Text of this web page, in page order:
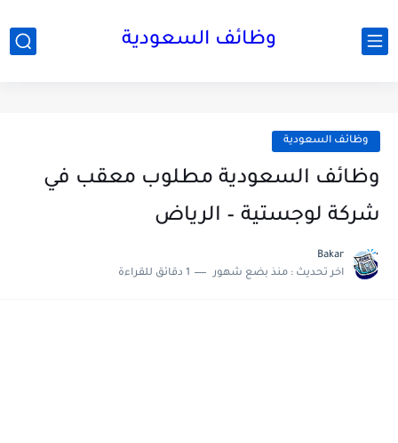
وظائف السعودية
وظائف السعودية
وظائف السعودية مطلوب معقب في
شركة لوجستية – الرياض
Bakar
اخر تحديث : منذ بضع شهور 1 دقائق للقراءة